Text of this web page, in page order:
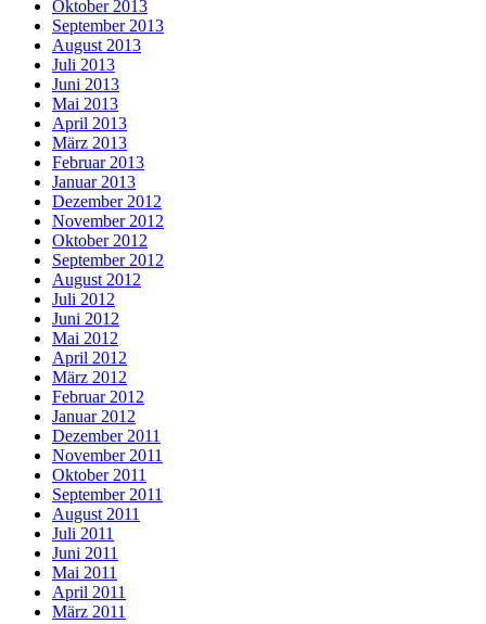
Oktober 2013
September 2013
August 2013
Juli 2013
Juni 2013
Mai 2013
April 2013
März 2013
Februar 2013
Januar 2013
Dezember 2012
November 2012
Oktober 2012
September 2012
August 2012
Juli 2012
Juni 2012
Mai 2012
April 2012
März 2012
Februar 2012
Januar 2012
Dezember 2011
November 2011
Oktober 2011
September 2011
August 2011
Juli 2011
Juni 2011
Mai 2011
April 2011
März 2011